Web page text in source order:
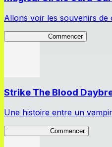
Allons voir les souvenirs de
Commencer
Strike The Blood
Une histoire entre un
Commencer